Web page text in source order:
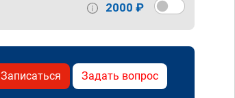
2000 ₽
Записаться Задать вопрос